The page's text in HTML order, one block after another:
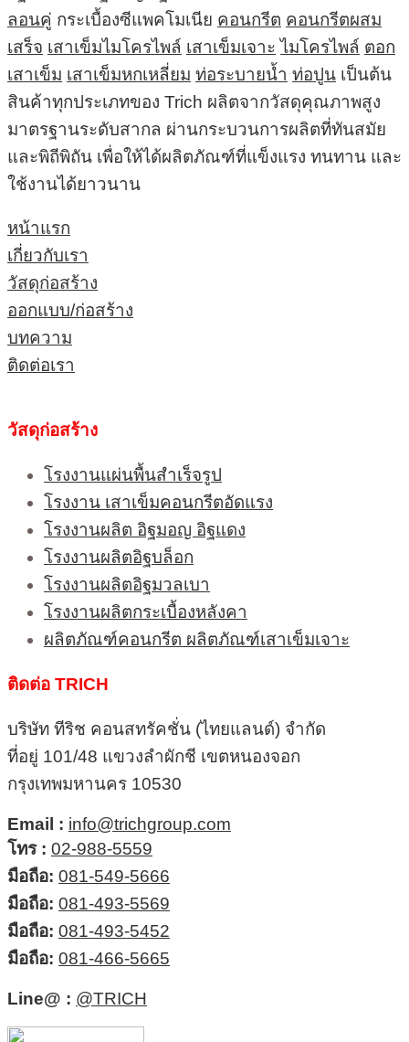
ลอนคู่ กระเบื้องซีแพคโมเนีย คอนกรีต คอนกรีตผสม
เสร็จ เสาเข็มไมโครไพล์ เสาเข็มเจาะ ไมโครไพล์ ตอก
เสาเข็ม เสาเข็มหกเหลี่ยม ท่อระบายน้ำ ท่อปูน เป็นต้น
สินค้าทุกประเภทของ Trich ผลิตจากวัสดุคุณภาพสูง
มาตรฐานระดับสากล ผ่านกระบวนการผลิตที่ทันสมัย
และพิถีพิถัน เพื่อให้ได้ผลิตภัณฑ์ที่แข็งแรง ทนทาน และ
ใช้งานได้ยาวนาน
หน้าแรก
เกี่ยวกับเรา
วัสดุก่อสร้าง
ออกแบบ/ก่อสร้าง
บทความ
ติดต่อเรา
วัสดุก่อสร้าง
โรงงานแผ่นพื้นสำเร็จรูป
โรงงาน เสาเข็มคอนกรีตอัดแรง
โรงงานผลิต อิฐมอญ อิฐแดง
โรงงานผลิตอิฐบล็อก
โรงงานผลิตอิฐมวลเบา
โรงงานผลิตกระเบื้องหลังคา
ผลิตภัณฑ์คอนกรีต ผลิตภัณฑ์เสาเข็มเจาะ
ติดต่อ TRICH
บริษัท ทีริช คอนสทรัคชั่น (ไทยแลนด์) จำกัด
ที่อยู่ 101/48 แขวงลำผักชี เขตหนองจอก
กรุงเทพมหานคร 10530
Email : info@trichgroup.com
โทร : 02-988-5559
มือถือ: 081-549-5666
มือถือ: 081-493-5569
มือถือ: 081-493-5452
มือถือ: 081-466-5665
Line@ : @TRICH